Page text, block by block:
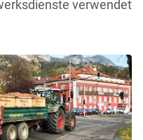
verwendet